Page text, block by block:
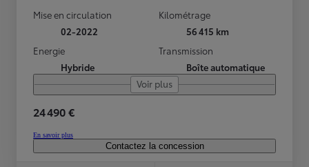
Mise en circulation
02-2022
Kilométrage
56 415 km
Energie
Hybride
Transmission
Boîte automatique
Voir plus
24 490 €
En savoir plus
Contactez la concession